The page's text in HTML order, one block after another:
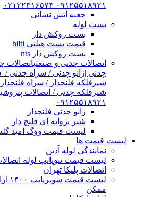
۰۹۱۲۵۵۱۸۹۲۱ ۰۲۱۲۲۳۱۶۵۷۳
جعبه آتش نشانی
بست لوله
بست روکش دار
قیمت بست هیلتی hilti
بست روکش دار nts
اتصالات چدنی و صنعتیاتصالات
چدنی |زانو چدنی / سراه چدنی
شیرفلکه فلنچدار / سراه
۰۹۱۲۵۵۱۸۹۲۱
زانو چدنی فلنچدار
شیر پروانه ای فلنچ دار
لیست قیمت ووگ امید
لیست قیمت ها
نمایندگی لوله آذین
لیست قیمت نیوپایپ لوله
اتصالات پلیکا تهران
ممکن